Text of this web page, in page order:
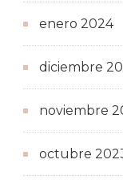
enero 2024
diciembre
noviembre
octubre